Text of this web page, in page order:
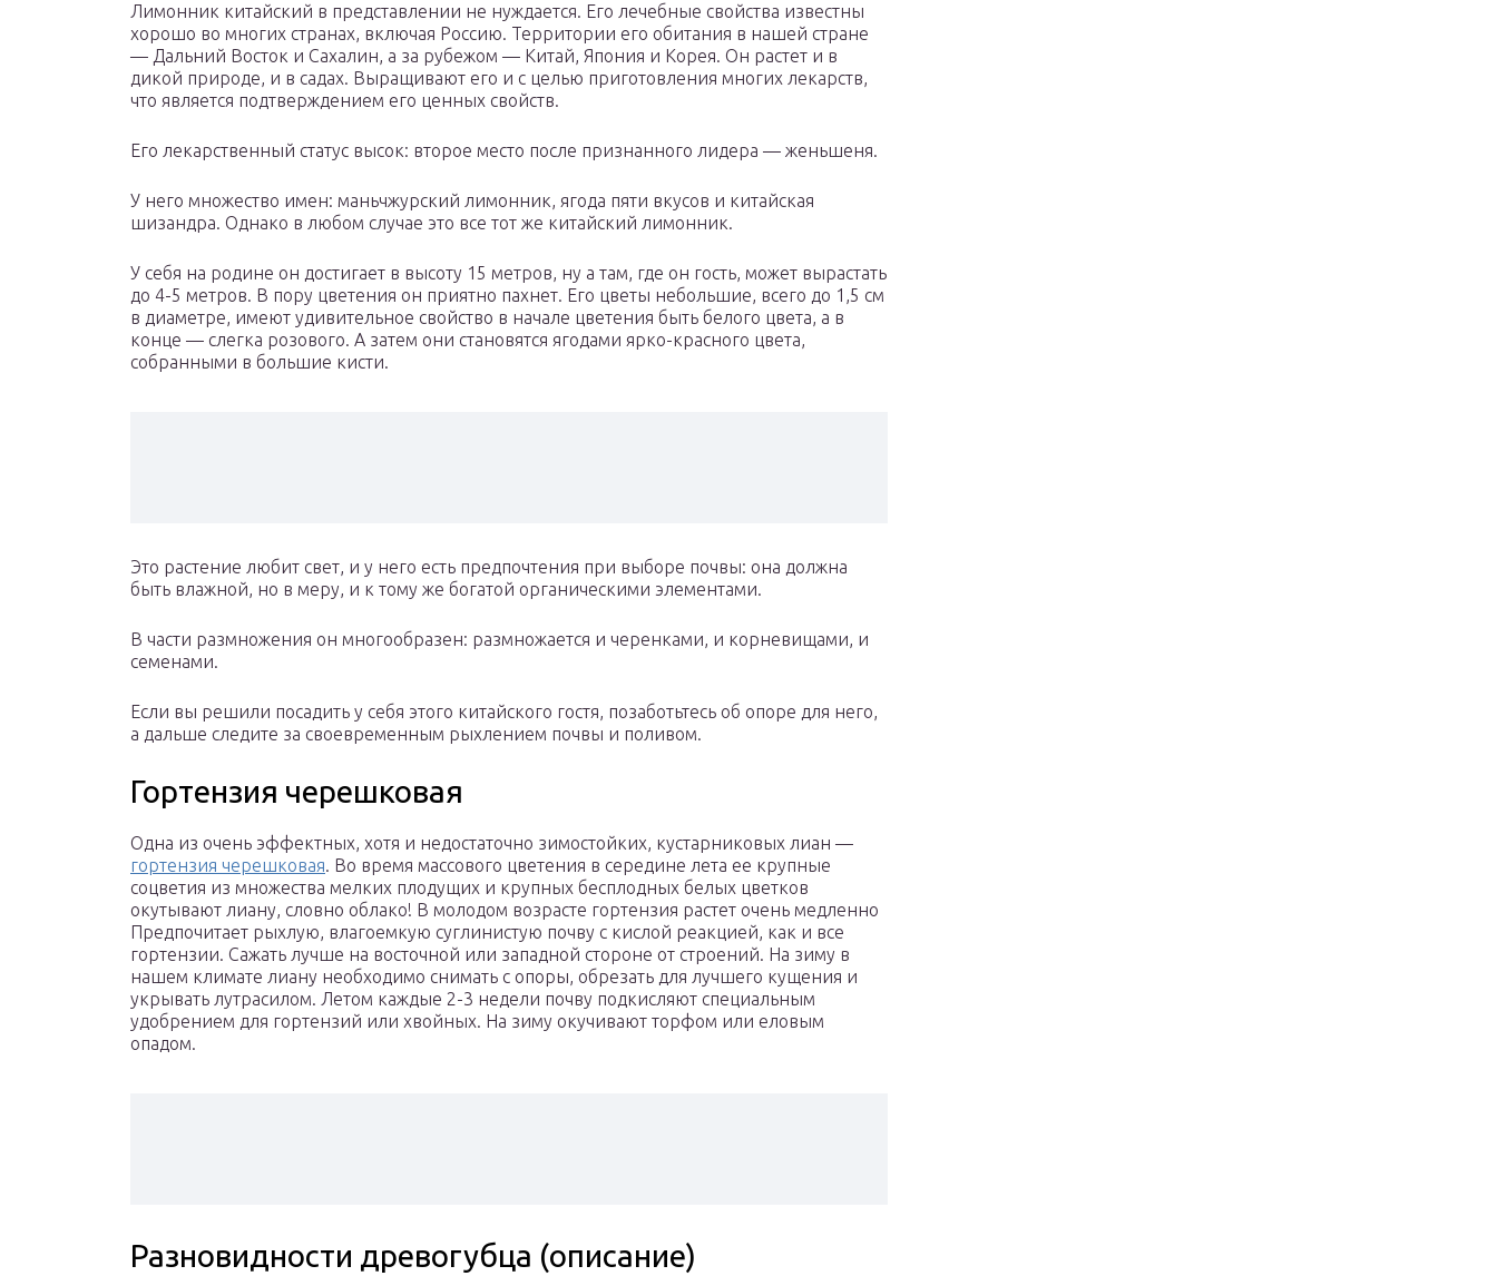
Лимонник китайский в представлении не нуждается. Его лечебные свойства известны
хорошо во многих странах, включая Россию. Территории его обитания в нашей стране
— Дальний Восток и Сахалин, а за рубежом — Китай, Япония и Корея. Он растет и в
дикой природе, и в садах. Выращивают его и с целью приготовления многих лекарств,
что является подтверждением его ценных свойств.
Его лекарственный статус высок: второе место после признанного лидера — женьшеня.
У него множество имен: маньчжурский лимонник, ягода пяти вкусов и китайская
шизандра. Однако в любом случае это все тот же китайский лимонник.
У себя на родине он достигает в высоту 15 метров, ну а там, где он гость, может вырастать
до 4-5 метров. В пору цветения он приятно пахнет. Его цветы небольшие, всего до 1,5 см
в диаметре, имеют удивительное свойство в начале цветения быть белого цвета, а в
конце — слегка розового. А затем они становятся ягодами ярко-красного цвета,
собранными в большие кисти.
Это растение любит свет, и у него есть предпочтения при выборе почвы: она должна
быть влажной, но в меру, и к тому же богатой органическими элементами.
В части размножения он многообразен: размножается и черенками, и корневищами, и
семенами.
Если вы решили посадить у себя этого китайского гостя, позаботьтесь об опоре для него,
а дальше следите за своевременным рыхлением почвы и поливом.
Гортензия черешковая
Одна из очень эффектных, хотя и недостаточно зимостойких, кустарниковых лиан —
гортензия черешковая. Во время массового цветения в середине лета ее крупные
соцветия из множества мелких плодущих и крупных бесплодных белых цветков
окутывают лиану, словно облако! В молодом возрасте гортензия растет очень медленно
Предпочитает рыхлую, влагоемкую суглинистую почву с кислой реакцией, как и все
гортензии. Сажать лучше на восточной или западной стороне от строений. На зиму в
нашем климате лиану необходимо снимать с опоры, обрезать для лучшего кущения и
укрывать лутрасилом. Летом каждые 2-3 недели почву подкисляют специальным
удобрением для гортензий или хвойных. На зиму окучивают торфом или еловым
опадом.
Разновидности древогубца (описание)